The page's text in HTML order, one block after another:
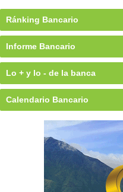
Ránking Bancario
Informe Bancario
Lo + y lo - de la banca
Calendario Bancario